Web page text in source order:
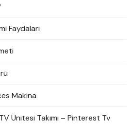
Faydaları
Makina
Ünitesi Takımı – Pinterest Tv